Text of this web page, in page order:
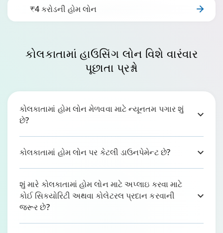
₹4 કરોડની હોમ લોન
કોલકાતામાં હાઉસિંગ લોન વિશે વારંવાર
પૂછાતા પ્રશ્નો
કોલકાતામાં હોમ લોન મેળવવા માટે ન્યૂનતમ પગાર શું
છે?
કોલકાતામાં હોમ લોન પર કેટલી ડાઉનપેમેન્ટ છે?
શું મારે કોલકાતામાં હોમ લોન માટે અપ્લાઇ કરવા માટે
કોઈ સિક્યોરિટી અથવા કોલેટરલ પ્રદાન કરવાની
જરૂર છે?